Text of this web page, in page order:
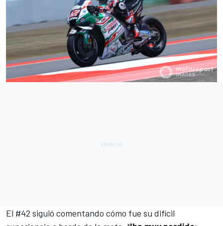
El #42 siguió comentando cómo fue su difícil